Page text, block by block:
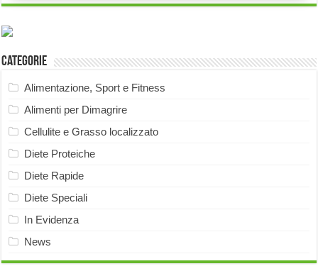
Categorie
Alimentazione, Sport e Fitness
Alimenti per Dimagrire
Cellulite e Grasso localizzato
Diete Proteiche
Diete Rapide
Diete Speciali
In Evidenza
News